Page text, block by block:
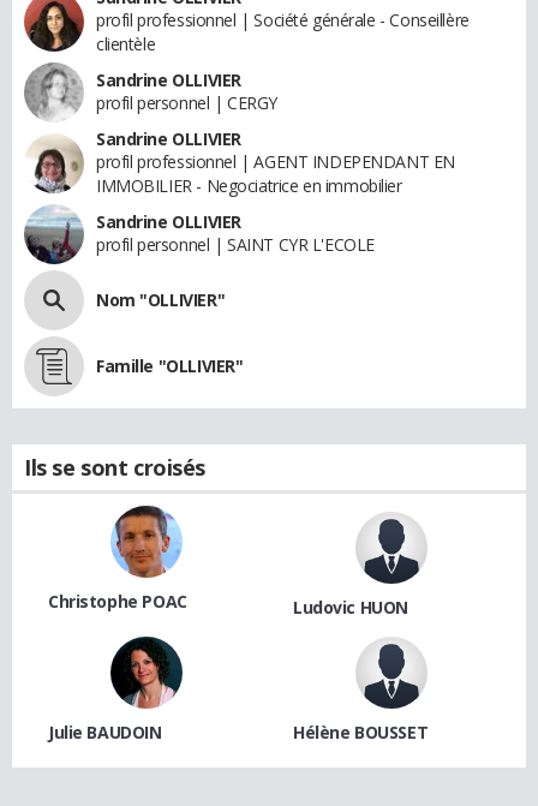
profil professionnel | Société générale - Conseillère
clientèle
Sandrine OLLIVIER
profil personnel | CERGY
Sandrine OLLIVIER
profil professionnel | AGENT INDEPENDANT EN
IMMOBILIER - Negociatrice en immobilier
Sandrine OLLIVIER
profil personnel | SAINT CYR L'ECOLE
Nom "OLLIVIER"
Famille "OLLIVIER"
Ils se sont croisés
Christophe POAC Ludovic HUON
Julie BAUDOIN Hélène BOUSSET